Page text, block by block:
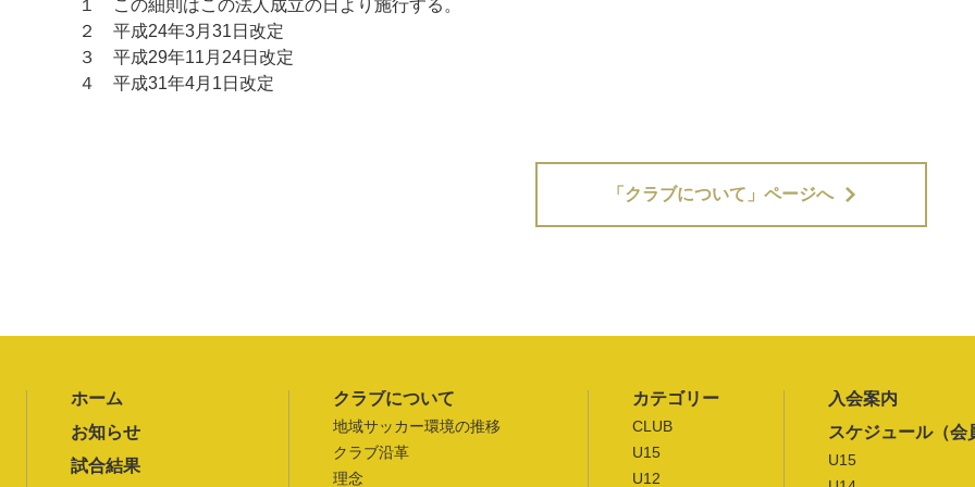
１ この細則はこの法人成立の日より施行する。
２ 平成24年3月31日改定
３ 平成29年11月24日改定
４ 平成31年4月1日改定
「クラブについて」ページへ
ホーム
お知らせ
試合結果
クラブについて
地域サッカー環境の推移
クラブ沿革
理念
カテゴリー
CLUB
U15
U12
入会案内
スケジュール（会
U15